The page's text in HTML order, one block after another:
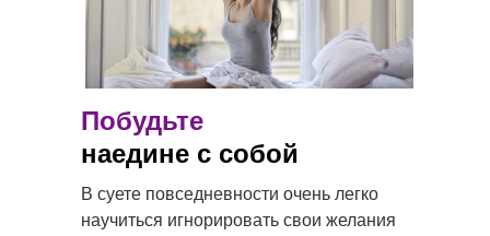
Побудьте
наедине с собой
В суете повседневности очень легко
научиться игнорировать свои желания